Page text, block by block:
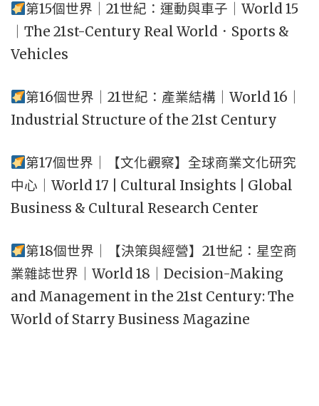
第15個世界｜21世紀：運動與車子｜World 15
｜The 21st-Century Real World．Sports &
Vehicles
第16個世界｜21世紀：產業結構｜World 16｜
Industrial Structure of the 21st Century
第17個世界｜【文化觀察】全球商業文化研究
中心｜World 17 | Cultural Insights | Global
Business & Cultural Research Center
第18個世界｜【決策與經營】21世紀：星空商
業雜誌世界｜World 18｜Decision-Making
and Management in the 21st Century: The
World of Starry Business Magazine